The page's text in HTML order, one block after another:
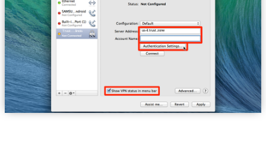
Trust....linois us-il.trust.zone